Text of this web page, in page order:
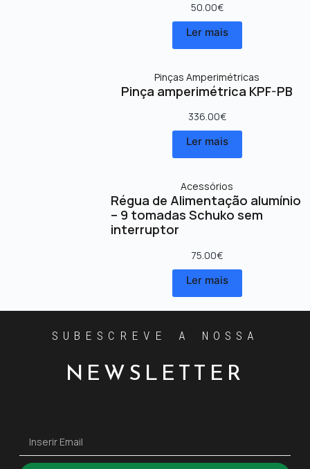
50.00€
Ler mais
Pinças Amperimétricas
Pinça amperimétrica KPF-PB
336.00€
Ler mais
Acessórios
Régua de Alimentação alumínio
– 9 tomadas Schuko sem
interruptor
75.00€
Ler mais
SUBESCREVE A NOSSA
NEWSLETTER